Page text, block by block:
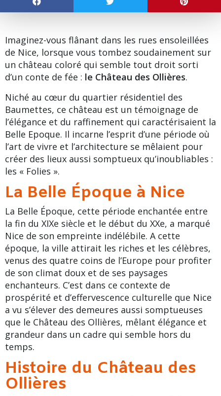
Imaginez-vous flânant dans les rues ensoleillées
de Nice, lorsque vous tombez soudainement sur
un château coloré qui semble tout droit sorti
d’un conte de fée : le Château des Ollières.
Niché au cœur du quartier résidentiel des
Baumettes, ce château est un témoignage de
l’élégance et du raffinement qui caractérisaient la
Belle Epoque. Il incarne l’esprit d’une période où
l’art de vivre et l’architecture se mêlaient pour
créer des lieux aussi somptueux qu’inoubliables :
les « Folies ».
La Belle Époque à Nice
La Belle Époque, cette période enchantée entre
la fin du XIXe siècle et le début du XXe, a marqué
Nice de son empreinte indélébile. A cette
époque, la ville attirait les riches et les célèbres,
venus des quatre coins de l’Europe pour profiter
de son climat doux et de ses paysages
enchanteurs. C’est dans ce contexte de
prospérité et d’effervescence culturelle que Nice
a vu s’élever des demeures aussi somptueuses
que le Château des Ollières, mêlant élégance et
grandeur dans un cadre qui semble hors du
temps.
Histoire du Château des
Ollières